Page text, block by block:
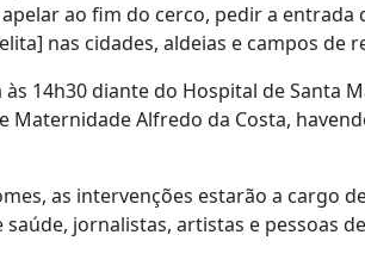
ao fim do cerco, pedir a
nas cidades, aldeias e campos de
14h30 diante do Hospital de Santa
Maternidade Alfredo da Costa,
as intervenções estarão a cargo
jornalistas, artistas e pessoas